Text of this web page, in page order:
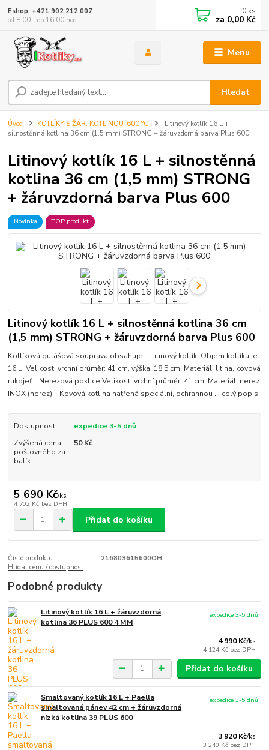
Menu
Hledat
Eshop: +421 902 212 007
od 8:00 - do 16:00 hod
0 ks
za 0,00 Kč
Úvod KOTLÍKY S ŽÁR. KOTLINOU-600 °C
Litinový kotlík 16 L +
silnostěnná kotlina 36 cm (1,5 mm) STRONG + žáruvzdorná barva Plus 600
Litinový kotlík 16 L + silnostěnná
kotlina 36 cm (1,5 mm) STRONG
+ žáruvzdorná barva Plus 600
Novinka TOP produkt
Litinový kotlík 16 L + silnostěnná kotlina 36 cm
(1,5 mm) STRONG + žáruvzdorná barva Plus 600
Kotlíková gulášová souprava obsahuje: Litinový kotlík. Objem kotlíku je
16 L. Velikost: vrchní průměr: 41 cm, výška: 18,5 cm. Materiál: litina, kovová
rukojeť. Nerezová poklice Velikost: vrchní průměr: 41 cm. Materiál: nerez
INOX (nerez). Kovová kotlina natřená speciální, ochrannou ... celý popis
Dostupnost
expedice 3-5 dnů
Zvýšená cena
poštovného za
balík
50 Kč
5 690 Kč/ks
4 702 Kč bez DPH
Přidat do košíku
Číslo produktu:
216803615600OH
Hlídat cenu / dostupnost
Podobné produkty
Litinový kotlík 16 L + žáruvzdorná
kotlina 36 PLUS 600 4 MM
4 990 Kč/ks
4 124 Kč bez DPH
expedice 3-5 dnů
Přidat do košíku
Smaltovaný kotlík 16 L + Paella
smaltovaná pánev 42 cm + žáruvzdorná
nízká kotlina 39 PLUS 600
3 920 Kč/ks
3 240 Kč bez DPH
expedice 3-5 dnů